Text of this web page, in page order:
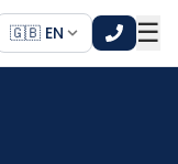
🇬🇧 EN ☰